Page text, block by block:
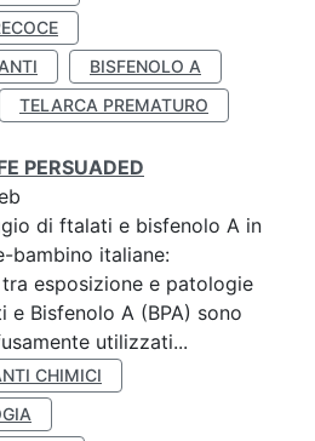
BISFENOLO A
TELARCA PREMATURO
PERSUADED
di ftalati e bisfenolo A in
bambino italiane:
esposizione e patologie
e Bisfenolo A (BPA) sono
utilizzati...
CHIMICI